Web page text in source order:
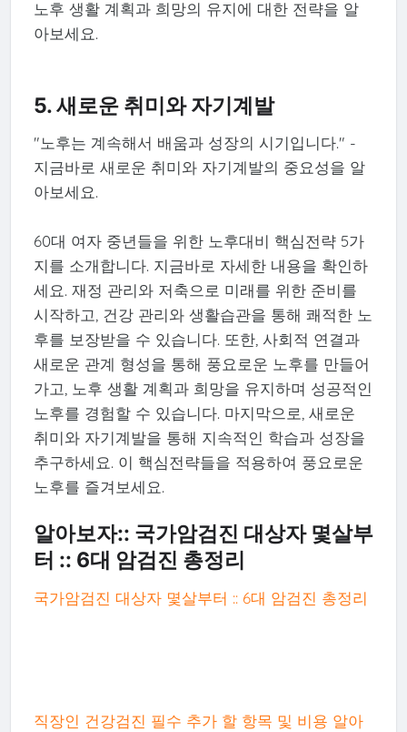
노후 생활 계획과 희망의 유지에 대한 전략을 알
아보세요.
5. 새로운 취미와 자기계발
"노후는 계속해서 배움과 성장의 시기입니다." -
지금바로 새로운 취미와 자기계발의 중요성을 알
아보세요.
60대 여자 중년들을 위한 노후대비 핵심전략 5가
지를 소개합니다. 지금바로 자세한 내용을 확인하
세요. 재정 관리와 저축으로 미래를 위한 준비를
시작하고, 건강 관리와 생활습관을 통해 쾌적한 노
후를 보장받을 수 있습니다. 또한, 사회적 연결과
새로운 관계 형성을 통해 풍요로운 노후를 만들어
가고, 노후 생활 계획과 희망을 유지하며 성공적인
노후를 경험할 수 있습니다. 마지막으로, 새로운
취미와 자기계발을 통해 지속적인 학습과 성장을
추구하세요. 이 핵심전략들을 적용하여 풍요로운
노후를 즐겨보세요.
알아보자:: 국가암검진 대상자 몇살부
터 :: 6대 암검진 총정리
국가암검진 대상자 몇살부터 :: 6대 암검진 총정리
직장인 건강검진 필수 추가 할 항목 및 비용 알아